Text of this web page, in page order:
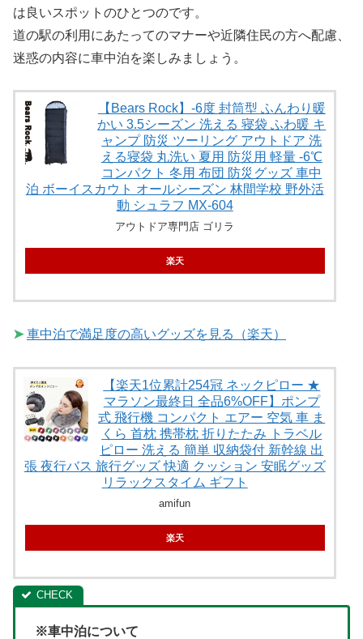
は良いスポットのひとつのです。
道の駅の利用にあたってのマナーや近隣住民の方へ配慮、
迷惑の内容に車中泊を楽しみましょう。
【Bears Rock】-6度 封筒型 ふんわり暖
かい 3.5シーズン 洗える 寝袋 ふわ暖 キ
ャンプ 防災 ツーリング アウトドア 洗
える寝袋 丸洗い 夏用 防災用 軽量 -6℃
コンパクト 冬用 布団 防災グッズ 車中
泊 ボーイスカウト オールシーズン 林間学校 野外活
動 シュラフ MX-604
アウトドア専門店 ゴリラ
楽天
➤ 車中泊で満足度の高いグッズを見る（楽天）
【楽天1位累計254冠 ネックピロー ★
マラソン最終日 全品6%OFF】ポンプ
式 飛行機 コンパクト エアー 空気 車 ま
くら 首枕 携帯枕 折りたたみ トラベル
ピロー 洗える 簡単 収納袋付 新幹線 出
張 夜行バス 旅行グッズ 快適 クッション 安眠グッズ
リラックスタイム ギフト
amifun
楽天
※車中泊について